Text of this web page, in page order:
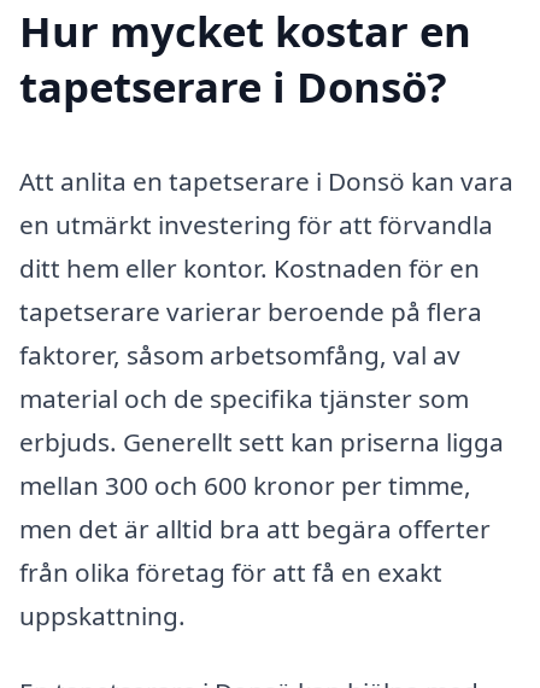
Hur mycket kostar en
tapetserare i Donsö?
Att anlita en tapetserare i Donsö kan vara
en utmärkt investering för att förvandla
ditt hem eller kontor. Kostnaden för en
tapetserare varierar beroende på flera
faktorer, såsom arbetsomfång, val av
material och de specifika tjänster som
erbjuds. Generellt sett kan priserna ligga
mellan 300 och 600 kronor per timme,
men det är alltid bra att begära offerter
från olika företag för att få en exakt
uppskattning.